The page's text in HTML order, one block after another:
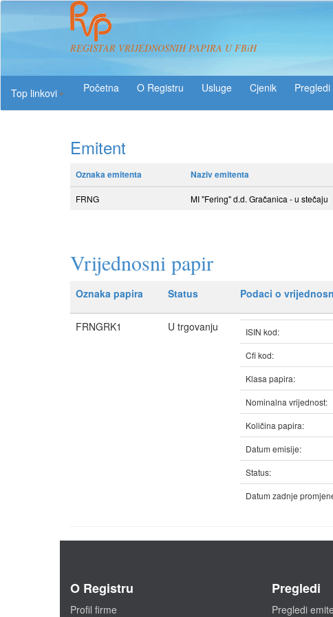
REGISTAR VRIJEDNOSNIH PAPIRA U FBiH
Top linkovi
O Registru Usluge Pregledi
Emitent
Oznaka emitenta Naziv emitenta
FRNG MI "Fering" d.d. Gračanica - u stečaju
Vrijednosni papir
Oznaka papira Status Podaci o
FRNGRK1 U trgovanju ISIN kod:
Cfi kod:
Klasa papira:
Nominalna vrijednost:
Količina papira:
Datum emisije:
Status:
Datum zadnje
O Registru
Profil firme
Pregledi
Pregledi